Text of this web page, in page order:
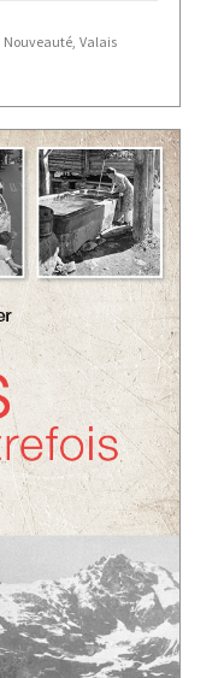
Nouveauté, Valais